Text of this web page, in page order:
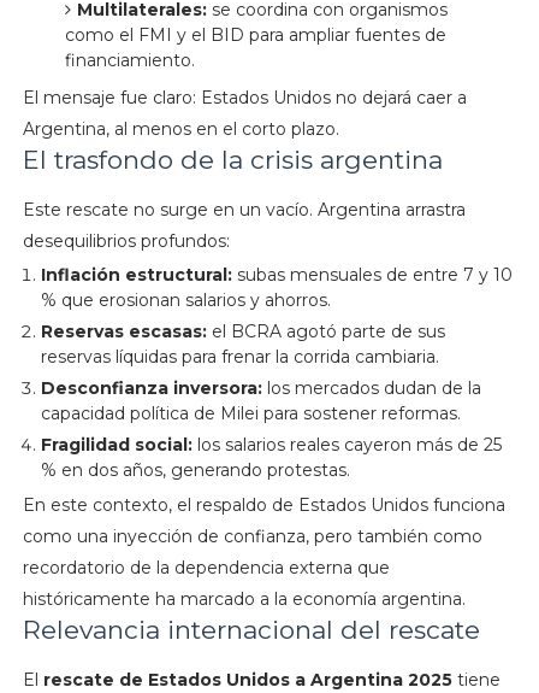
Multilaterales:se coordina con organismos
como el FMI y el BID para ampliar fuentes de
financiamiento.
El mensaje fue claro: Estados Unidos no dejará caer a
Argentina, al menos en el corto plazo.
El trasfondo de la crisis argentina
Este rescate no surge en un vacío. Argentina arrastra
desequilibrios profundos:
Inflación estructural:subas mensuales de entre 7 y 10
% que erosionan salarios y ahorros.
Reservas escasas:el BCRA agotó parte de sus
reservas líquidas para frenar la corrida cambiaria.
Desconfianza inversora:los mercados dudan de la
capacidad política de Milei para sostener reformas.
Fragilidad social:los salarios reales cayeron más de 25
% en dos años, generando protestas.
En este contexto, el respaldo de Estados Unidos funciona
como una inyección de confianza, pero también como
recordatorio de la dependencia externa que
históricamente ha marcado a la economía argentina.
Relevancia internacional del rescate
El rescate de Estados Unidos a Argentina 2025tiene